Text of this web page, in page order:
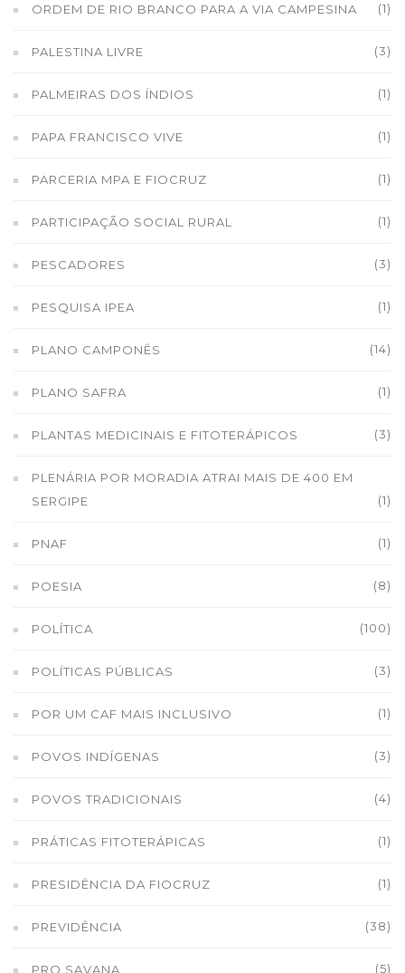
ORDEM DE RIO BRANCO PARA A VIA CAMPESINA (1)
PALESTINA LIVRE (3)
PALMEIRAS DOS ÍNDIOS (1)
PAPA FRANCISCO VIVE (1)
PARCERIA MPA E FIOCRUZ (1)
PARTICIPAÇÃO SOCIAL RURAL (1)
PESCADORES (3)
PESQUISA IPEA (1)
PLANO CAMPONÊS (14)
PLANO SAFRA (1)
PLANTAS MEDICINAIS E FITOTERÁPICOS (3)
PLENÁRIA POR MORADIA ATRAI MAIS DE 400 EM
SERGIPE
(1)
PNAF (1)
POESIA (8)
POLÍTICA (100)
POLÍTICAS PÚBLICAS (3)
POR UM CAF MAIS INCLUSIVO (1)
POVOS INDÍGENAS (3)
POVOS TRADICIONAIS (4)
PRÁTICAS FITOTERÁPICAS (1)
PRESIDÊNCIA DA FIOCRUZ (1)
PREVIDÊNCIA (38)
PRO SAVANA (5)